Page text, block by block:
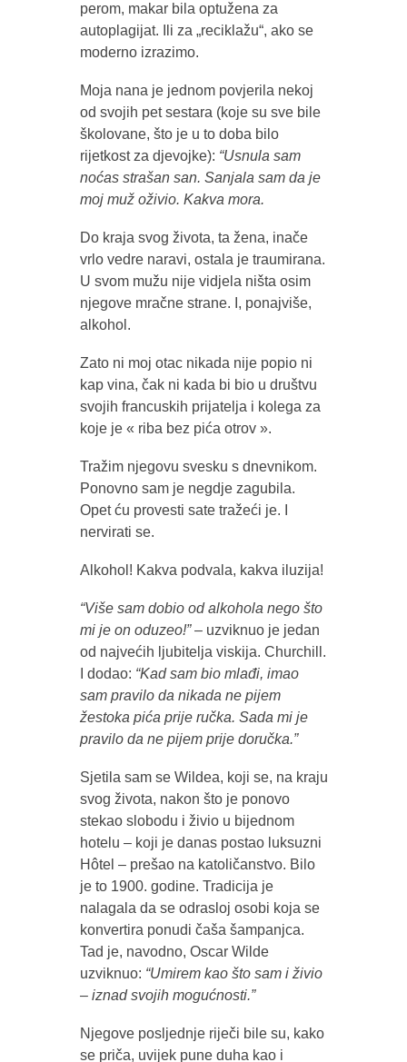
perom, makar bila optužena za
autoplagijat. Ili za „reciklažu“, ako se
moderno izrazimo.
Moja nana je jednom povjerila nekoj
od svojih pet sestara (koje su sve bile
školovane, što je u to doba bilo
rijetkost za djevojke): “Usnula sam
noćas strašan san. Sanjala sam da je
moj muž oživio. Kakva mora.
Do kraja svog života, ta žena, inače
vrlo vedre naravi, ostala je traumirana.
U svom mužu nije vidjela ništa osim
njegove mračne strane. I, ponajviše,
alkohol.
Zato ni moj otac nikada nije popio ni
kap vina, čak ni kada bi bio u društvu
svojih francuskih prijatelja i kolega za
koje je « riba bez pića otrov ».
Tražim njegovu svesku s dnevnikom.
Ponovno sam je negdje zagubila.
Opet ću provesti sate tražeći je. I
nervirati se.
Alkohol! Kakva podvala, kakva iluzija!
“Više sam dobio od alkohola nego što
mi je on oduzeo!”– uzviknuo je jedan
od najvećih ljubitelja viskija. Churchill.
I dodao: “Kad sam bio mlađi, imao
sam pravilo da nikada ne pijem
žestoka pića prije ručka. Sada mi je
pravilo da ne pijem prije doručka.”
Sjetila sam se Wildea, koji se, na kraju
svog života, nakon što je ponovo
stekao slobodu i živio u bijednom
hotelu – koji je danas postao luksuzni
Hôtel – prešao na katoličanstvo. Bilo
je to 1900. godine. Tradicija je
nalagala da se odrasloj osobi koja se
konvertira ponudi čaša šampanjca.
Tad je, navodno, Oscar Wilde
uzviknuo: “Umirem kao što sam i živio
– iznad svojih mogućnosti.”
Njegove posljednje riječi bile su, kako
se priča, uvijek pune duha kao i